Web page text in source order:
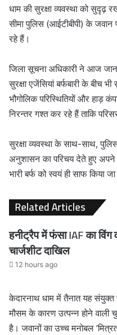
धाम की सुरक्षा व्यवस्था को सुदृढ़
सीमा पुलिस (आईटीबीपी) के जवान
रहे हैं।
जिला सूचना अधिकारी ने आज
सुरक्षा एजेंसियां बर्फबारी के बीच
भौगोलिक परिस्थितियों और हाड़
निरन्तर गश्त कर रहे हैं ताकि
सुरक्षा व्यवस्था के साथ-साथ,
अनुशासन का परिचय देते हुए
भारी बर्फ को स्वयं ही साफ किया
Related Articles
हनीट्रैप में फंसा IAF का
चार्जशीट दाखिल
12 hours ago
केदारनाथ धाम में तैनात यह
मौसम के कारण उत्पन्न होने वाली
है। जवानों का उच्च मनोबल